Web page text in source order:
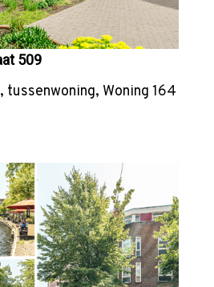
509
, tussenwoning, Woning 164